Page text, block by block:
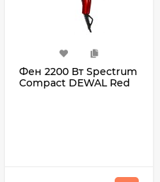
Фен 2200 Вт Spectrum
Compact DEWAL Red